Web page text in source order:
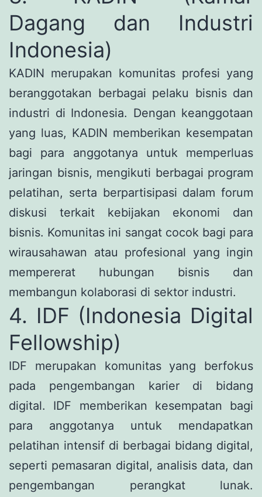
Dagang dan Industri
Indonesia)
KADIN merupakan komunitas profesi yang
beranggotakan berbagai pelaku bisnis dan
industri di Indonesia. Dengan keanggotaan
yang luas, KADIN memberikan kesempatan
bagi para anggotanya untuk memperluas
jaringan bisnis, mengikuti berbagai program
pelatihan, serta berpartisipasi dalam forum
diskusi terkait kebijakan ekonomi dan
bisnis. Komunitas ini sangat cocok bagi para
wirausahawan atau profesional yang ingin
mempererat hubungan bisnis dan
membangun kolaborasi di sektor industri.
4. IDF (Indonesia Digital
Fellowship)
IDF merupakan komunitas yang berfokus
pada pengembangan karier di bidang
digital. IDF memberikan kesempatan bagi
para anggotanya untuk mendapatkan
pelatihan intensif di berbagai bidang digital,
seperti pemasaran digital, analisis data, dan
pengembangan perangkat lunak.